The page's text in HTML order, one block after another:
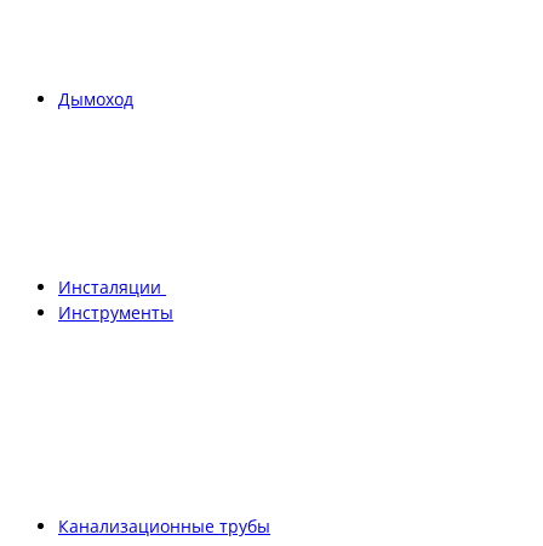
Дымоход
Инсталяции
Инструменты
Канализационные трубы